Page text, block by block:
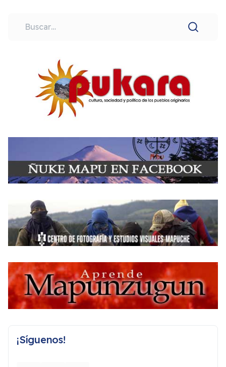
¡Síguenos!